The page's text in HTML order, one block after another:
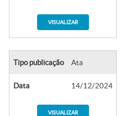
VISUALIZAR
Tipo publicação Ata
Data 14/12/2024
VISUALIZAR